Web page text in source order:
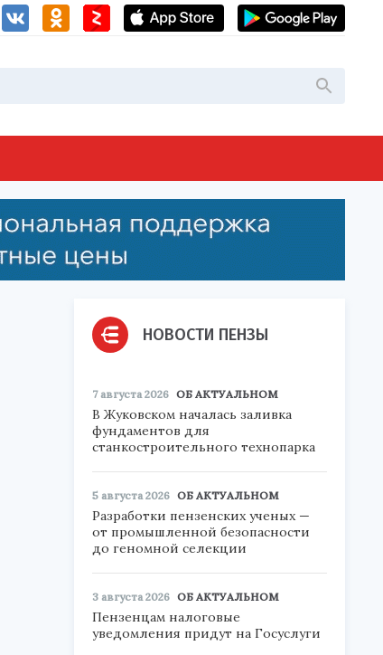
НОВОСТИ ПЕНЗЫ
7 августа 2026 ОБ АКТУАЛЬНОМ
В Жуковском началась заливка
фундаментов для
станкостроительного технопарка
5 августа 2026 ОБ АКТУАЛЬНОМ
Разработки пензенских ученых —
от промышленной безопасности
до геномной селекции
3 августа 2026 ОБ АКТУАЛЬНОМ
Пензенцам налоговые
уведомления придут на Госуслуги